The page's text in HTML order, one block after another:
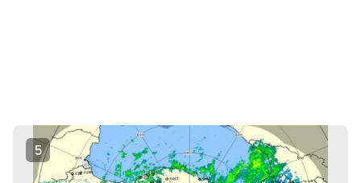
5